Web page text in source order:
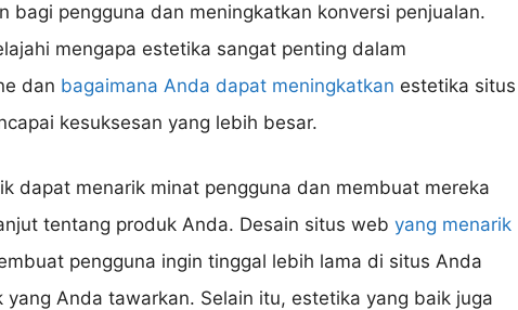
bagi pengguna dan meningkatkan konversi penjualan.
mengapa estetika sangat penting dalam
dan bagaimana Anda dapat meningkatkan estetika situs
kesuksesan yang lebih besar.
dapat menarik minat pengguna dan membuat mereka
tentang produk Anda. Desain situs web yang menarik
pengguna ingin tinggal lebih lama di situs Anda
Anda tawarkan. Selain itu, estetika yang baik juga